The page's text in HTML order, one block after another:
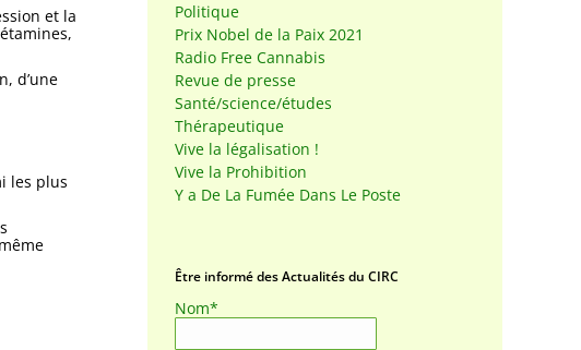
et la
d’une
les plus
Politique
Prix Nobel de la Paix 2021
Radio Free Cannabis
Revue de presse
Santé/science/études
Thérapeutique
Vive la légalisation !
Vive la Prohibition
Y a De La Fumée Dans Le Poste
Être informé des Actualités du CIRC
Nom*